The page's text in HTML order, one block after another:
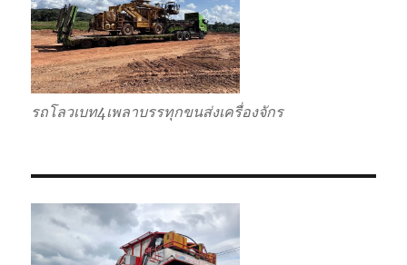
รถโลวเบท4เพลาบรรทุกขนส่งเครื่องจักร